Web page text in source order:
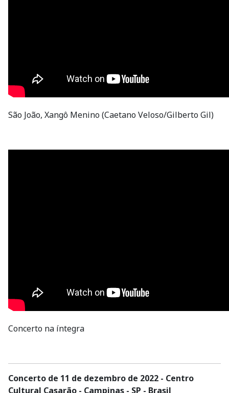
São João, Xangô Menino (Caetano Veloso/Gilberto Gil)
Concerto na íntegra
Concerto de 11 de dezembro de 2022 - Centro
Cultural Casarão - Campinas - SP - Brasil